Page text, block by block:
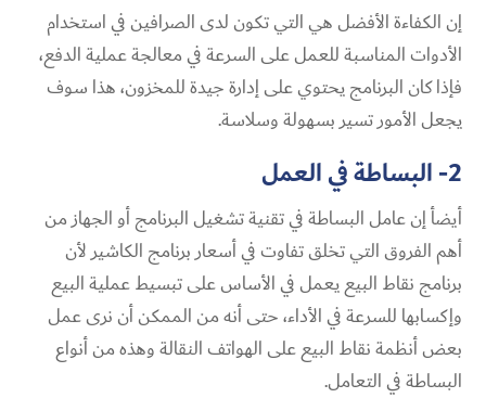
إن الكفاءة الأفضل هي التي تكون لدى الصرافين في استخدام
الأدوات المناسبة للعمل على السرعة في معالجة عملية الدفع،
فإذا كان البرنامج يحتوي على إدارة جيدة للمخزون، هذا سوف
يجعل الأمور تسير بسهولة وسلاسة.
2- البساطة في العمل
أيضأ إن عامل البساطة في تقنية تشغيل البرنامج أو الجهاز من
أهم الفروق التي تخلق تفاوت في أسعار برنامج الكاشير لأن
برنامج نقاط البيع يعمل في الأساس على تبسيط عملية البيع
وإكسابها للسرعة في الأداء، حتى أنه من الممكن أن نرى عمل
بعض أنظمة نقاط البيع على الهواتف النقالة وهذه من أنواع
البساطة في التعامل.